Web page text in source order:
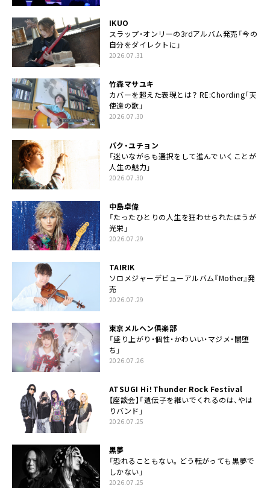
IKUO
スラップ・オンリーの3rdアルバム発売「今の
自分をダイレクトに」
2026.07.31
竹森マサユキ
カバーを超えた表現とは？ RE:Chording「天
使達の歌」
2026.07.30
パク・ユチョン
「迷いながらも選択をして進んでいくことが
人生の魅力」
2026.07.30
中島卓偉
「たったひとりの人生を狂わせられたほうが
光栄」
2026.07.29
TAIRIK
ソロメジャーデビューアルバム『Mother』発
売
2026.07.29
東京メルヘン倶楽部
「盛り上がり・個性・かわいい・マジメ・闇堕
ち」
2026.07.26
ATSUGI Hi！Thunder Rock Festival
【座談会】「遺伝子を継いでくれるのは、やは
りバンド」
2026.07.25
黒夢
「恐れることもない。どう転がっても黒夢で
しかない」
2026.07.25